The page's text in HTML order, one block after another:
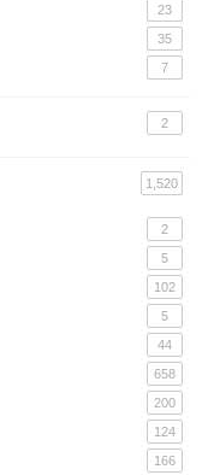
23
35
7
2
1,520
2
5
102
5
44
658
200
124
166